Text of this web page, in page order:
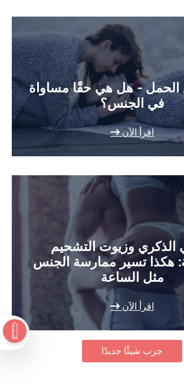
الحمل - هل هي حقًا مساواة
في الجنس؟
اقرأ الآن
الذكري وزيوت التشحيم
هكذا تسير ممارسة الجنس
مثل الساعة
اقرأ الآن
جرب شيئًا جديدًا